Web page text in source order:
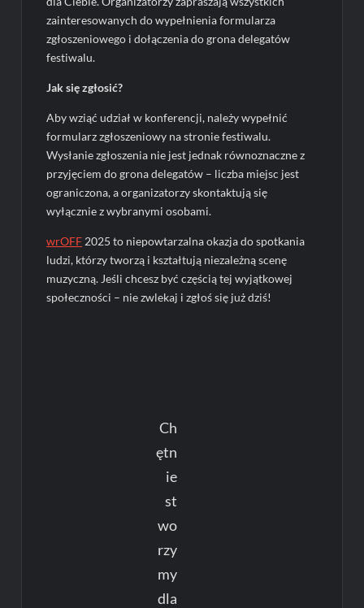
zainteresowanych do wypełnienia formularza
zgłoszeniowego i dołączenia do grona delegatów
festiwalu.
Jak się zgłosić?
Aby wziąć udział w konferencji, należy wypełnić
formularz zgłoszeniowy na stronie festiwalu.
Wysłanie zgłoszenia nie jest jednak równoznaczne z
przyjęciem do grona delegatów – liczba miejsc jest
ograniczona, a organizatorzy skontaktują się
wyłącznie z wybranymi osobami.
wrOFF 2025 to niepowtarzalna okazja do spotkania
ludzi, którzy tworzą i kształtują niezależną scenę
muzyczną. Jeśli chcesz być częścią tej wyjątkowej
społeczności – nie zwlekaj i zgłoś się już dziś!
Ch
ętn
ie
st
wo
rzy
my
dla